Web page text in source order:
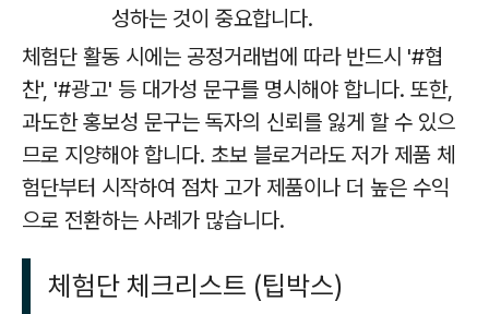
성하는 것이 중요합니다.
체험단 활동 시에는 공정거래법에 따라 반드시 '#협
찬', '#광고' 등 대가성 문구를 명시해야 합니다. 또한,
과도한 홍보성 문구는 독자의 신뢰를 잃게 할 수 있으
므로 지양해야 합니다. 초보 블로거라도 저가 제품 체
험단부터 시작하여 점차 고가 제품이나 더 높은 수익
으로 전환하는 사례가 많습니다.
체험단 체크리스트 (팁박스)